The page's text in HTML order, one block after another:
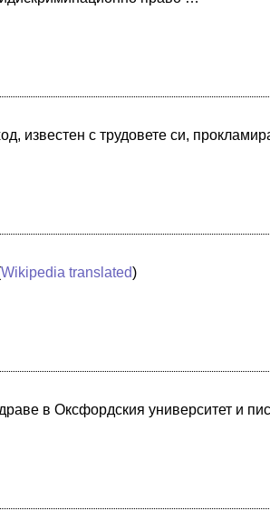
известен с трудовете си,
Wikipedia translated)
в Оксфордския университет и